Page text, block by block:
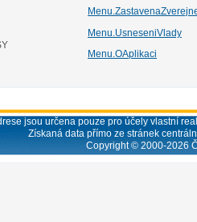
Menu.UsneseniVlady
Menu.OAplikaci
jsou určena pouze pro účely vlastní
Získaná data přímo ze stránek
Copyright © 2000-2026